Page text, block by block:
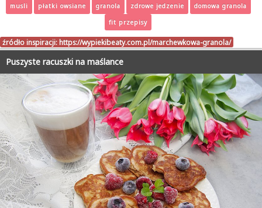
musli płatki owsiane granola zdrowe jedzenie
domowa granola
fit przepisy
źródło inspiracji: https://wypiekibeaty.com.pl/marchewkowa-granola/
Puszyste racuszki na maślance